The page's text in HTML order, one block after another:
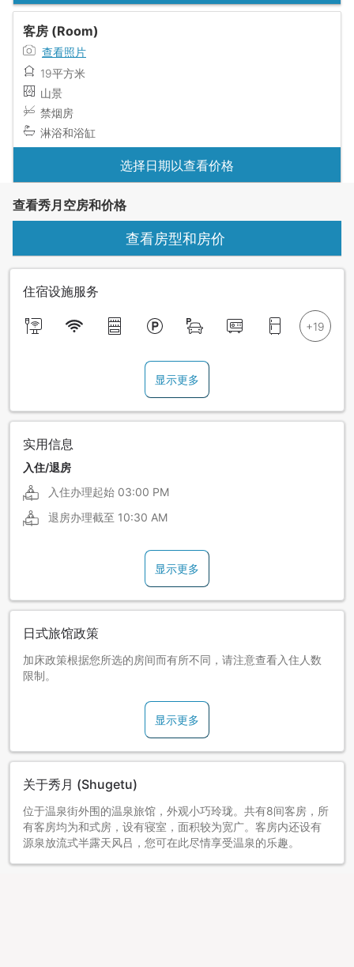
客房 (Room)
查看照片
19平方米
山景
禁烟房
淋浴和浴缸
选择日期以查看价格
查看秀月空房和价格
查看房型和房价
住宿设施服务
显示更多
实用信息
入住/退房
入住办理起始 03:00 PM
退房办理截至 10:30 AM
显示更多
日式旅馆政策
加床政策根据您所选的房间而有所不同，请注意查看入住人数
限制。
显示更多
关于秀月 (Shugetu)
位于温泉街外围的温泉旅馆，外观小巧玲珑。共有8间客房，所
有客房均为和式房，设有寝室，面积较为宽广。客房内还设有
源泉放流式半露天风吕，您可在此尽情享受温泉的乐趣。